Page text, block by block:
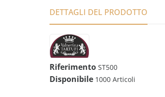
DETTAGLI DEL PRODOTTO
Riferimento ST500
Disponibile 1000 Articoli